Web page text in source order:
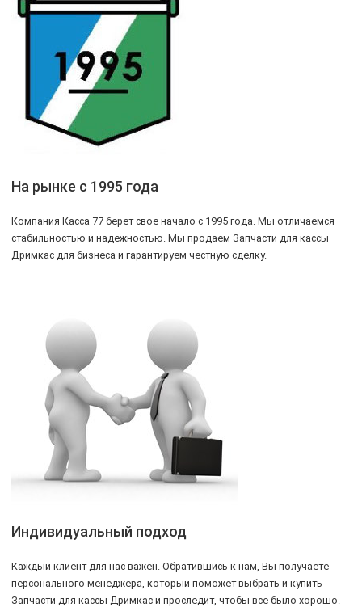
На рынке с 1995 года
Компания Касса 77 берет свое начало с 1995 года. Мы отличаемся
стабильностью и надежностью. Мы продаем Запчасти для кассы
Дримкас для бизнеса и гарантируем честную сделку.
Индивидуальный подход
Каждый клиент для нас важен. Обратившись к нам, Вы получаете
персонального менеджера, который поможет выбрать и купить
Запчасти для кассы Дримкас и проследит, чтобы все было хорошо.